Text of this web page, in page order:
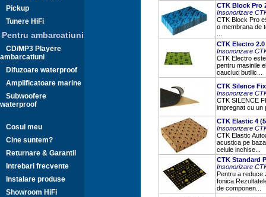
Pickup
Tunere HiFi
Pentru ambarcatiuni
CD/MP3 Playere
ambarcatiuni
Difuzoare waterproof
Amplificatoare marine
Subwoofere
waterproof
Cosul meu
Cine suntem?
Returnare & Garantii
Intrebari frecvente
Instalare produse
Showroom HiFi
CTK Block Pro
Insonorizare
CTK Block Pro
o membrana de
CTK Electro
Insonorizare
CTK Electro
pentru masinile
cauciuc butilic...
CTK Silence
Insonorizare
CTK SILENCE
impregnat cu un
CTK Elastic 4
Insonorizare
CTK Elastic
acustica pe
celule inchise...
CTK Standard
Insonorizare
Pentru a reduce
de componen...